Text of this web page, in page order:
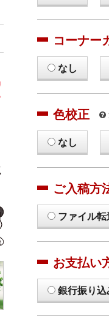
コーナー
なし
色校正
なし
ご入稿方
ファイル
お支払い
銀行振り込